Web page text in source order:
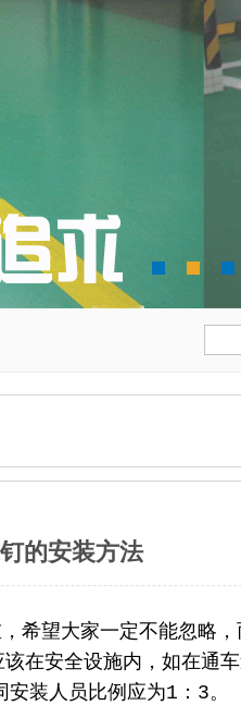
的安装方法
望大家一定不能忽略，
在安全设施内，如在通
装人员比例应为1：3。